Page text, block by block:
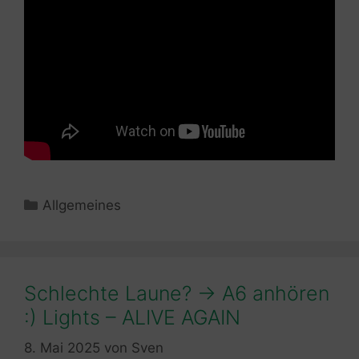
Kategorien
Allgemeines
Schlechte Laune? -> A6 anhören
:) Lights – ALIVE AGAIN
8. Mai 2025 von Sven